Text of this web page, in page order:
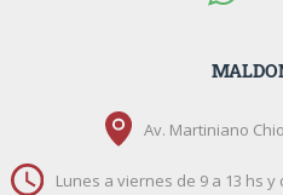
Av. Martiniano
Lunes a viernes de 9 a 13 hs y